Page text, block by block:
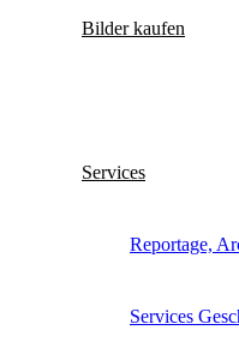
Bilder kaufen
Services
Reportage,
Services